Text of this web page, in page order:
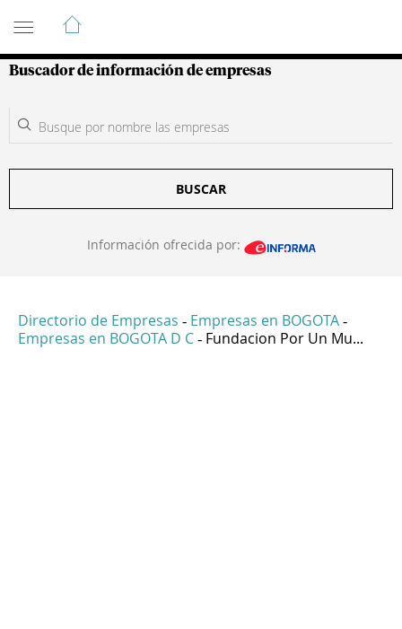
Guía de Empresas Colombianas
Buscador de información de empresas
BUSCAR
Información ofrecida por:
Directorio de Empresas - Empresas en BOGOTA -
Empresas en BOGOTA D C - Fundacion Por Un Mu...